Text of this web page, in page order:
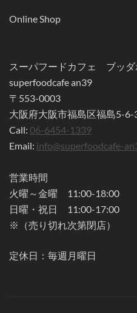
Online Shop
スーパフードカフェ ブッダ
superfoodcafe an39
〒553-0003
大阪府大阪市福島区福島5-6-
Call: 06-6454-1339
Email: info@superfoodcafe-
営業時間
火曜～金曜 11:00-18:00
日曜・祝日 11:00-17:00
※（売り切れ次第閉店）
定休日：毎週月曜日